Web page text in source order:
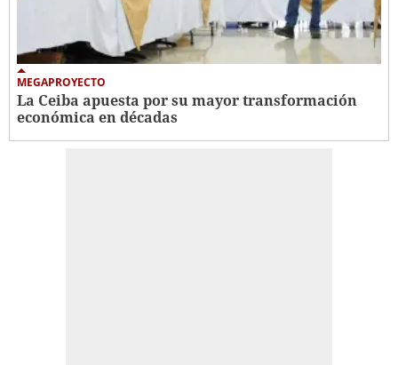
MEGAPROYECTO
La Ceiba apuesta por su mayor transformación
económica en décadas